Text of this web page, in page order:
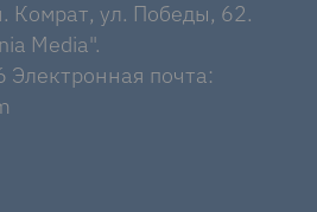
Комрат, ул. Победы, 62.
Media".
почта: